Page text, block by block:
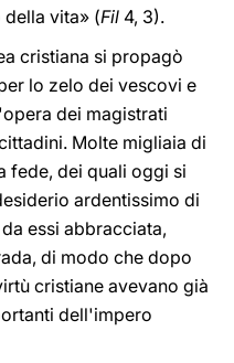
vita» (Fil 4, 3).
cristiana si propagò
lo zelo dei vescovi e
dei magistrati
Molte migliaia di
fede, dei quali oggi si
ardentissimo di
essi abbracciata,
di modo che dopo
cristiane avevano già
dell'impero